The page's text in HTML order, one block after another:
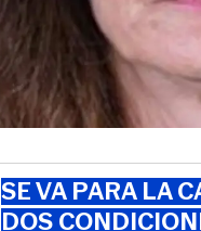
SE VA PARA LA
DOS